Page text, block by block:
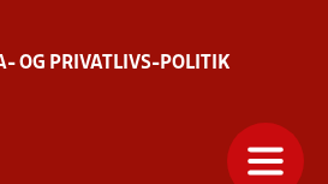
OG PRIVATLIVS-POLITIK